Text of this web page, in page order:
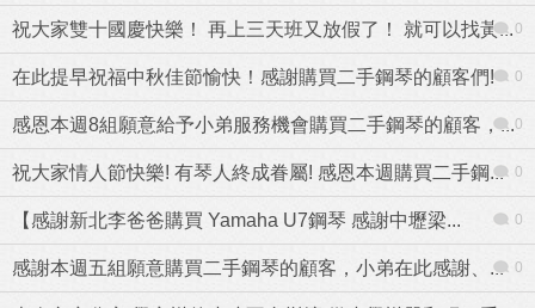
祝大家雙十國慶快樂！ 再上三天班又放假了！ 就可以找黃...0
在此提早祝福中秋佳節愉快！感謝購買二手鋼琴的顧客們! 0
感恩本週8組願意給予小弟服務機會購買二手鋼琴的顧客，...0
祝大家情人節快樂! 有琴人終成眷屬! 感恩本週購買二手鋼... 0
【感謝新北李爸爸購買 Yamaha U7鋼琴 感謝中壢梁... 0
感謝本週五組願意購買二手鋼琴的顧客，小弟在此感謝、... 0